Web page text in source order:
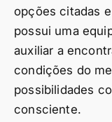
opções citadas
possui uma
auxiliar a
condições do
possibilidades
consciente.